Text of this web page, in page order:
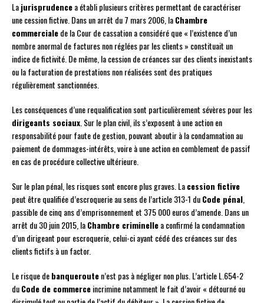
Lajurisprudencea établi plusieurs critères permettant de caractériser
une cession fictive. Dans un arrêt du 7 mars 2006, laChambre
commercialede la Cour de cassation a considéré que « l’existence d’un
nombre anormal de factures non réglées par les clients » constituait un
indice de fictivité. De même, la cession de créances sur des clients inexistants
ou la facturation de prestations non réalisées sont des pratiques
régulièrement sanctionnées.
Les conséquences d’une requalification sont particulièrement sévères pour les
dirigeants sociaux. Sur le plan civil, ils s’exposent à une action en
responsabilité pour faute de gestion, pouvant aboutir à la condamnation au
paiement de dommages-intérêts, voire à une action en comblement de passif
en cas de procédure collective ultérieure.
Sur le plan pénal, les risques sont encore plus graves. Lacession fictive
peut être qualifiée d’escroquerie au sens de l’article 313-1 duCode pénal,
passible de cinq ans d’emprisonnement et 375 000 euros d’amende. Dans un
arrêt du 30 juin 2015, laChambre criminellea confirmé la condamnation
d’un dirigeant pour escroquerie, celui-ci ayant cédé des créances sur des
clients fictifs à un factor.
Le risque debanquerouten’est pas à négliger non plus. L’article L.654-2
duCode de commerceincrimine notamment le fait d’avoir « détourné ou